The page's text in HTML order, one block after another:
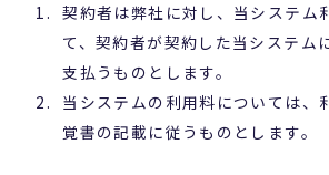
契約者は弊社に対し、当システム
て、契約者が契約した当システム
支払うものとします。
当システムの利用料については、
覚書の記載に従うものとします。